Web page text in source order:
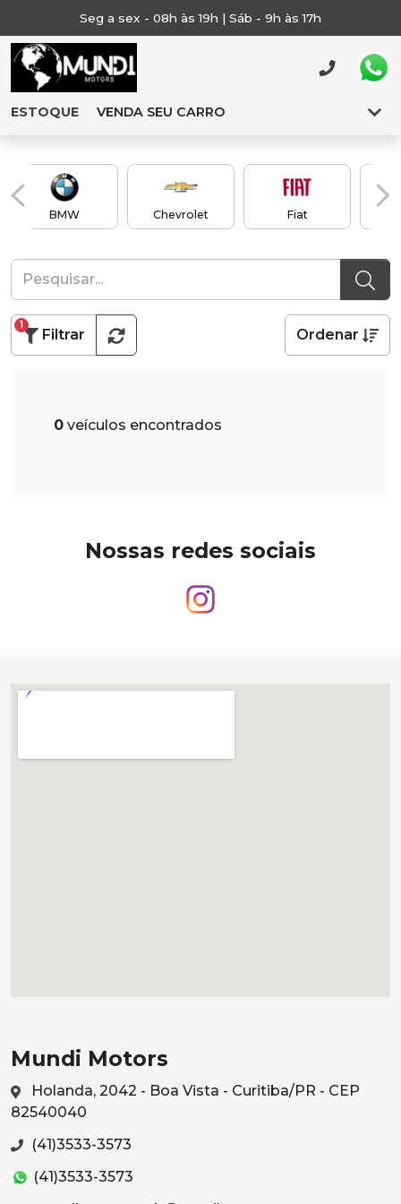
Seg a sex - 08h às 19h | Sáb - 9h às 17h
ESTOQUE VENDA SEU CARRO
BMW Chevrolet Fiat
Filtrar
1
Ordenar
0 veículos encontrados
Nossas redes sociais
Mundi Motors
Holanda, 2042 - Boa Vista - Curitiba/PR - CEP
82540040
(41)3533-3573
(41)3533-3573